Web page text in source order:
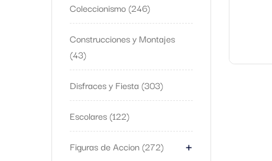
Coleccionismo 246
Construcciones y Montajes
43
Disfraces y Fiesta 303
Escolares 122
Figuras de Accion 272 +